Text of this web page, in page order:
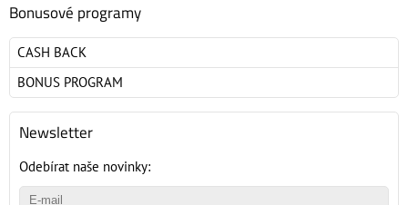
Bonusové programy
CASH BACK
BONUS PROGRAM
Newsletter
Odebírat naše novinky: